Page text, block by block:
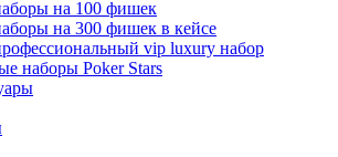
на 100 фишек
на 300 фишек в кейсе
vip luxury набор
наборы Poker Stars